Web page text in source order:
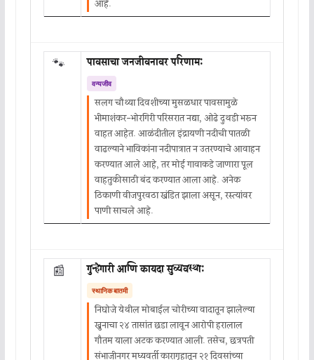
आहे.
🐾 पावसाचा जनजीवनावर परिणाम:
वन्यजीव
सलग चौथ्या दिवशीच्या मुसळधार पावसामुळे
भीमाशंकर-भोरगिरी परिसरात नद्या, ओढे दुथडी भरून
वाहत आहेत. आळंदीतील इंद्रायणी नदीची पातळी
वाढल्याने भाविकांना नदीपात्रात न उतरण्याचे आवाहन
करण्यात आले आहे, तर मोई गावाकडे जाणारा पूल
वाहतुकीसाठी बंद करण्यात आला आहे. अनेक
ठिकाणी वीजपुरवठा खंडित झाला असून, रस्त्यांवर
पाणी साचले आहे.
📰 गुन्हेगारी आणि कायदा सुव्यवस्था:
स्थानिक बातमी
निघोजे येथील मोबाईल चोरीच्या वादातून झालेल्या
खुनाचा २४ तासांत छडा लावून आरोपी हरालाल
गौतम याला अटक करण्यात आली. तसेच, छत्रपती
संभाजीनगर मध्यवर्ती कारागृहातून २१ दिवसांच्या